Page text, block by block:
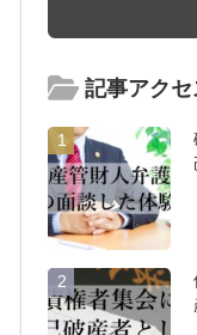
記事アク
1
2